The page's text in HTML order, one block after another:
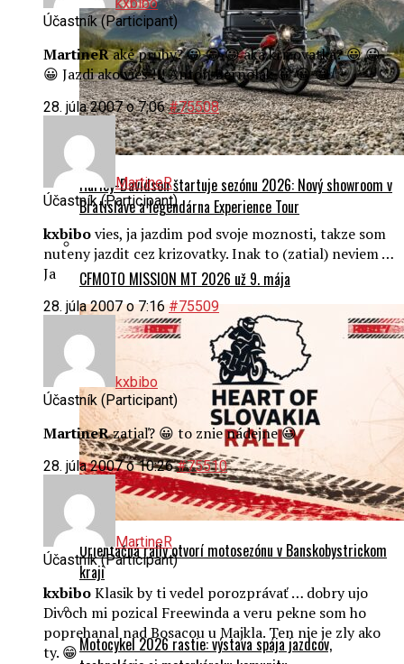
Harley-Davidson štartuje sezónu 2026: Nový showroom v
Bratislave a legendárna Experience Tour
CFMOTO MISSION MT 2026 už 9. mája
Orientačná rally otvorí motosezónu v Banskobystrickom
kraji
Motocykel 2026 rastie: výstava spája jazdcov,
technológie aj motorkársku komunitu
MartineRaké pruhy? 😀 😀 😀 aká križovatka? 😀 😀
😀 Jazdi ako vieš !!! Anton Bernolák 😀 😀 😀
28. júla 2007 o 7:06 #75508
MartineR
Účastník (Participant)
kxbibovies, ja jazdim pod svoje moznosti, takze som
Ja
28. júla 2007 o 7:16 #75509
Účastník (Participant)
MartineRzatiaľ? 😀 to znie nádejne 😀
28. júla 2007 o 10:26 #75510
MartineR
Účastník (Participant)
kxbiboKlasik by ti vedel porozprávať … dobry ujo
Divoch mi pozical Freewinda a veru pekne som ho
poprehanal nad Bosacou u Majkla. Ten nie je zly ako
ty. 😁
28. júla 2007 o 11:59 #75511